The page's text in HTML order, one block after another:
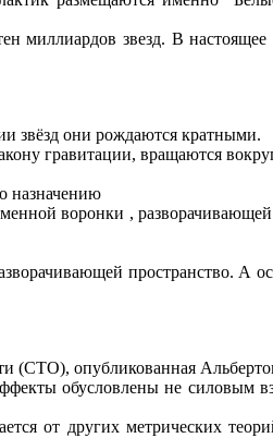
миллиардов звезд. В настоящее
звёзд они рождаются кратными.
гравитации, вращаются
назначению
воронки , разворачивающей
пространство. А
(СТО), опубликованная
обусловлены не силовым
от других метрических